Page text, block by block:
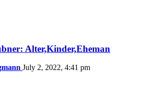
Alter,Kinder,Eheman
July 2, 2022, 4:41 pm